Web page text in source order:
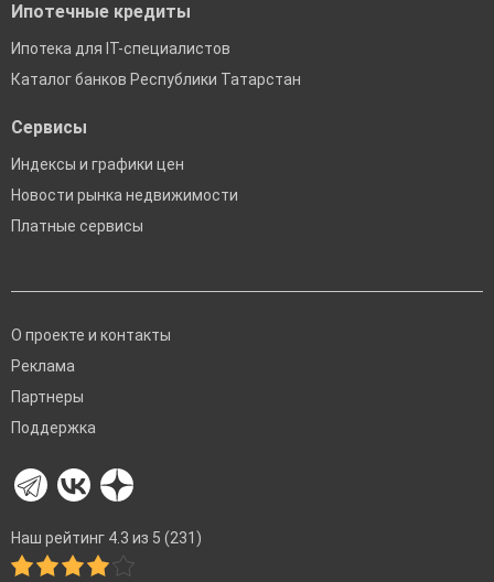
Ипотечные кредиты
Ипотека для IT-специалистов
Каталог банков Республики Татарстан
Сервисы
Индексы и графики цен
Новости рынка недвижимости
Платные сервисы
О проекте и контакты
Реклама
Партнеры
Поддержка
Наш рейтинг 4.3 из 5 (231)